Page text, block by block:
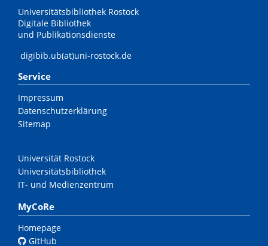
Universitätsbibliothek Rostock
Digitale Bibliothek
und Publikationsdienste
digibib.ub(at)uni-rostock.de
Service
Impressum
Datenschutzerklärung
Sitemap
Universität Rostock
Universitätsbibliothek
IT- und Medienzentrum
MyCoRe
Homepage
GitHub